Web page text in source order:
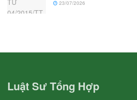
23/07/2026
Luật Sư Tổng Hợp